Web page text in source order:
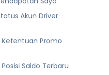
Akun Driver
Promo
Saldo Terbaru